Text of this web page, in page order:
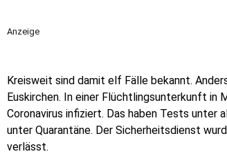
Anzeige
Kreisweit sind damit elf Fälle bekannt.
Euskirchen. In einer Flüchtlingsunterkunft in
Coronavirus infiziert. Das haben Tests unter
unter Quarantäne. Der Sicherheitsdienst
verlässt.